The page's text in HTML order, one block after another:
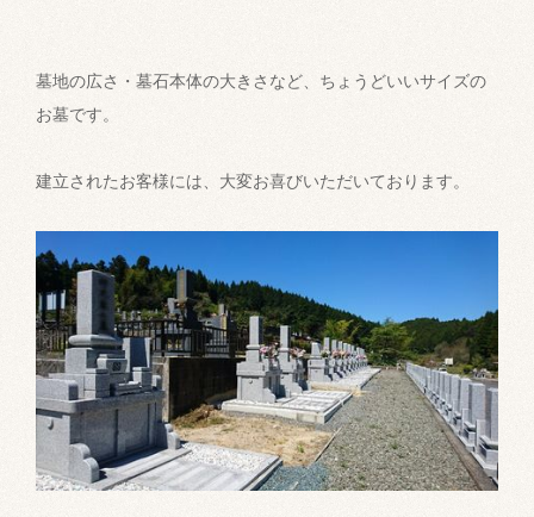
墓地の広さ・墓石本体の大きさなど、ちょうどいいサイズの
お墓です。
建立されたお客様には、大変お喜びいただいております。